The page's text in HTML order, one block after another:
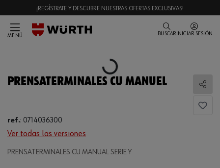
¡REGÍSTRATE Y DESCUBRE NUESTRAS OFERTAS EXCLUSIVAS!
MENÚ BUSCAR INICIAR SESIÓN
Loading...
PRENSATERMINALES CU MANUEL
ref.: 0714036300
Ver todas las versiones
PRENSATERMINALES CU MANUAL SERIE Y